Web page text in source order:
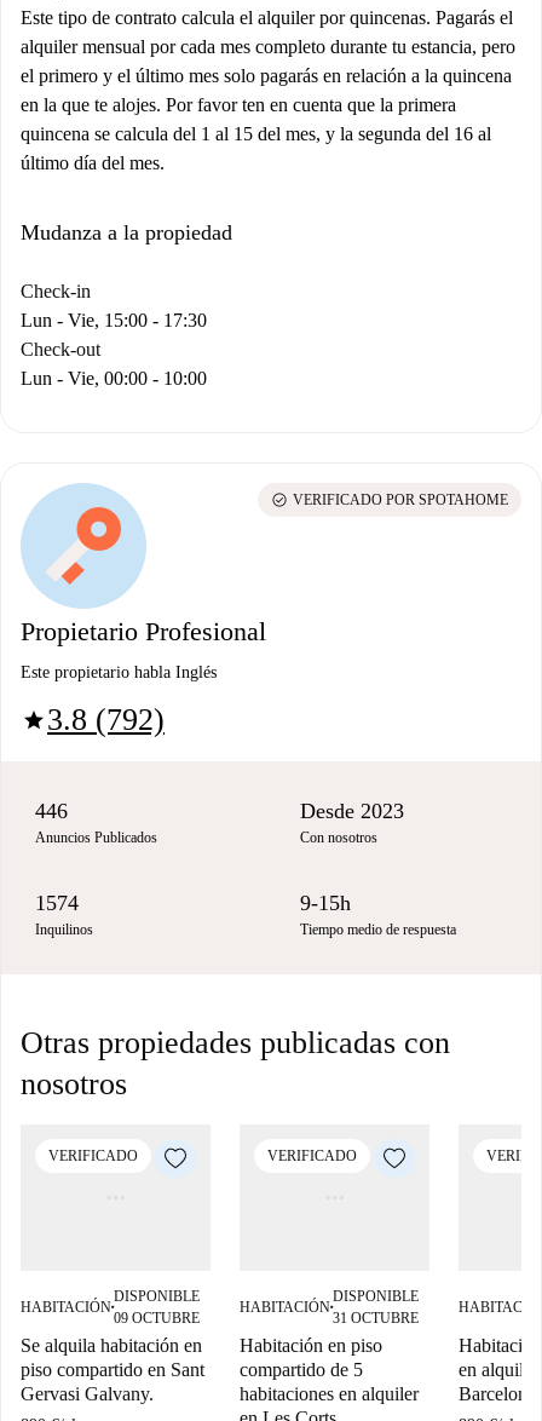
Este tipo de contrato calcula el alquiler por quincenas. Pagarás el
alquiler mensual por cada mes completo durante tu estancia, pero
el primero y el último mes solo pagarás en relación a la quincena
en la que te alojes. Por favor ten en cuenta que la primera
quincena se calcula del 1 al 15 del mes, y la segunda del 16 al
último día del mes.
Mudanza a la propiedad
Check-in
Lun - Vie, 15:00 - 17:30
Check-out
Lun - Vie, 00:00 - 10:00
Propietario Profesional
Este propietario habla Inglés
star3.8 (792)
check_circle VERIFICADO POR SPOTAHOME
446
Anuncios Publicados
Desde 2023
Con nosotros
1574
Inquilinos
9-15h
Tiempo medio de respuesta
Otras propiedades publicadas con
nosotros
VERIFICADO
HABITACIÓN■
DISPONIBLE
09 OCTUBRE
Se alquila habitación en
piso compartido en Sant
Gervasi Galvany.
VERIFICADO
HABITACIÓN■
DISPONIBLE
31 OCTUBRE
Habitación en piso
compartido de 5
habitaciones en alquiler
en
Barcelona